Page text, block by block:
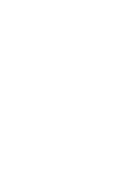
Brasileirão
no São Paulo